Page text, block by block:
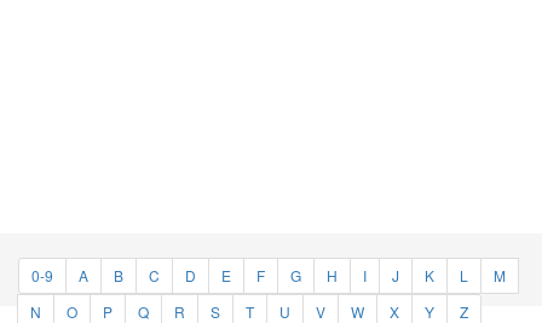
0-9 A B C D E F G H I J K L
M
N
O P Q R S T U V W X Y Z